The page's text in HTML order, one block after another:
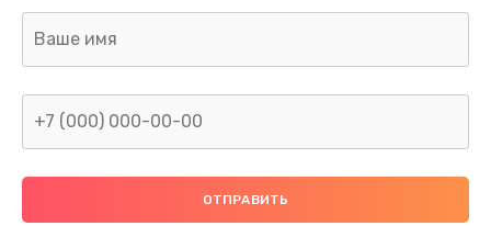
Заказать
Ремонт капиллярной трубки
400 руб.